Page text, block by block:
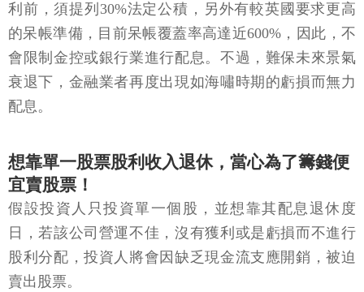
利前，須提列30%法定公積，另外有較英國要求更高
的呆帳準備，目前呆帳覆蓋率高達近600%，因此，不
會限制金控或銀行業進行配息。不過，難保未來景氣
衰退下，金融業者再度出現如海嘯時期的虧損而無力
配息。
想靠單一股票股利收入退休，當心為了籌錢便
宜賣股票！
假設投資人只投資單一個股，並想靠其配息退休度
日，若該公司營運不佳，沒有獲利或是虧損而不進行
股利分配，投資人將會因缺乏現金流支應開銷，被迫
賣出股票。